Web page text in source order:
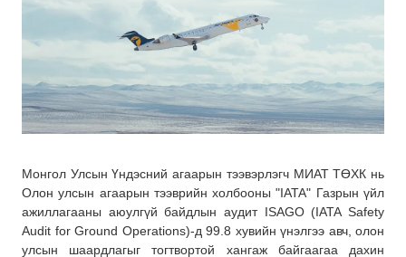
Монгол Улсын Үндэсний агаарын тээвэрлэгч МИАТ ТӨХК нь
Олон улсын агаарын тээврийн холбооны "IATA" Газрын үйл
ажиллагааны аюулгүй байдлын аудит ISAGO (IATA Safety
Audit for Ground Operations)-д 99.8 хувийн үнэлгээ авч, олон
улсын шаардлагыг тогтвортой хангаж байгаагаа дахин